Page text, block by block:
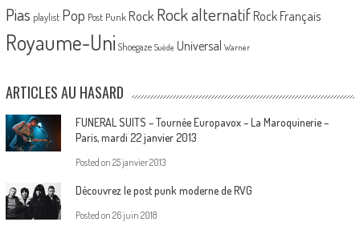
Pias playlist Pop Post Punk Rock Rock alternatif Rock Français
Royaume-Uni Shoegaze Suède Universal Warner
ARTICLES AU HASARD
FUNERAL SUITS – Tournée Europavox – La Maroquinerie –
Paris, mardi 22 janvier 2013
Posted on 25 janvier 2013
Découvrez le post punk moderne de RVG
Posted on 26 juin 2018